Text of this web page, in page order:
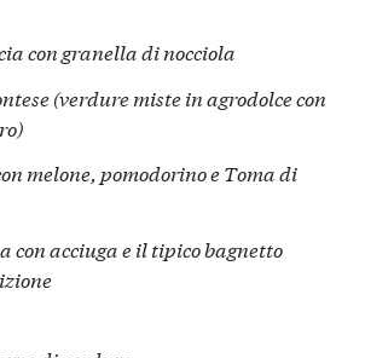
con granella di nocciola
(verdure miste in agrodolce con
melone, pomodorino e Toma di
con acciuga e il tipico bagnetto